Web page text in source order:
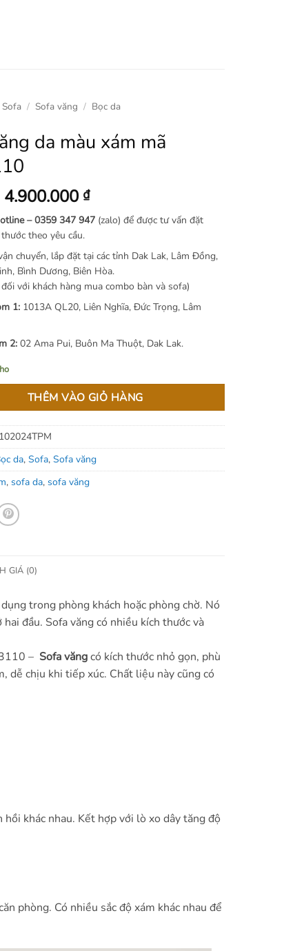
Sofa / Sofa văng / Bọc da
da màu xám mã
Giá
gốc
là:
6.900.000 ₫.
4.900.000 ₫Giá
hiện
tại
4.900.000 ₫.
– 0359 347 947(zalo) để được tư vấn đặt
theo yêu cầu.
chuyển, lắp đặt tại các tỉnh Dak Lak, Lâm Đồng,
Bình Dương, Biên Hòa.
với khách hàng mua combo bàn và sofa)
1:1013A QL20, Liên Nghĩa, Đức Trọng, Lâm
2:02 Ama Pui, Buôn Ma Thuột, Dak Lak.
THÊM VÀO GIỎ HÀNG
da, Sofa, Sofa văng
, sofa da, sofa văng
GIÁ (0)
trong phòng khách hoặc phòng chờ. Nó
đầu. Sofa văng có nhiều kích thước và
– Sofa văngcó kích thước nhỏ gọn, phù
dễ chịu khi tiếp xúc. Chất liệu này cũng có
khác nhau. Kết hợp với lò xo dây tăng độ
phòng. Có nhiều sắc độ xám khác nhau để